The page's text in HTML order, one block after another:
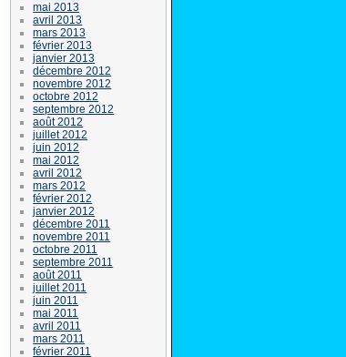
mai 2013
avril 2013
mars 2013
février 2013
janvier 2013
décembre 2012
novembre 2012
octobre 2012
septembre 2012
août 2012
juillet 2012
juin 2012
mai 2012
avril 2012
mars 2012
février 2012
janvier 2012
décembre 2011
novembre 2011
octobre 2011
septembre 2011
août 2011
juillet 2011
juin 2011
mai 2011
avril 2011
mars 2011
février 2011